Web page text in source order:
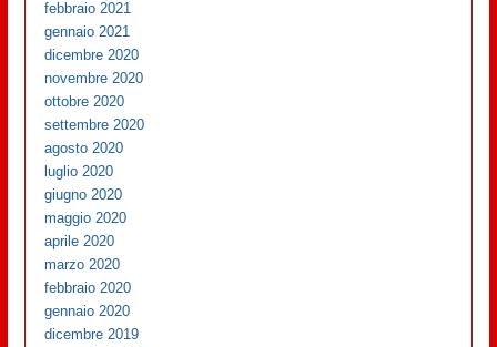
febbraio 2021
gennaio 2021
dicembre 2020
novembre 2020
ottobre 2020
settembre 2020
agosto 2020
luglio 2020
giugno 2020
maggio 2020
aprile 2020
marzo 2020
febbraio 2020
gennaio 2020
dicembre 2019